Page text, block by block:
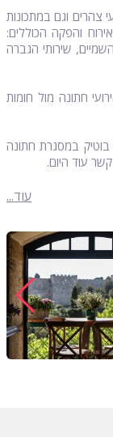
צהרים וגם במתכונות
והפקה הכוללים:
שירותי הגברה
חתונה מול חומות
בוטיק במסגרת חתונה
עוד...